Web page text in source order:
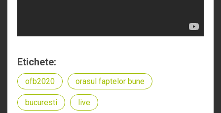
Etichete:
ofb2020 orasul faptelor bune
bucuresti live